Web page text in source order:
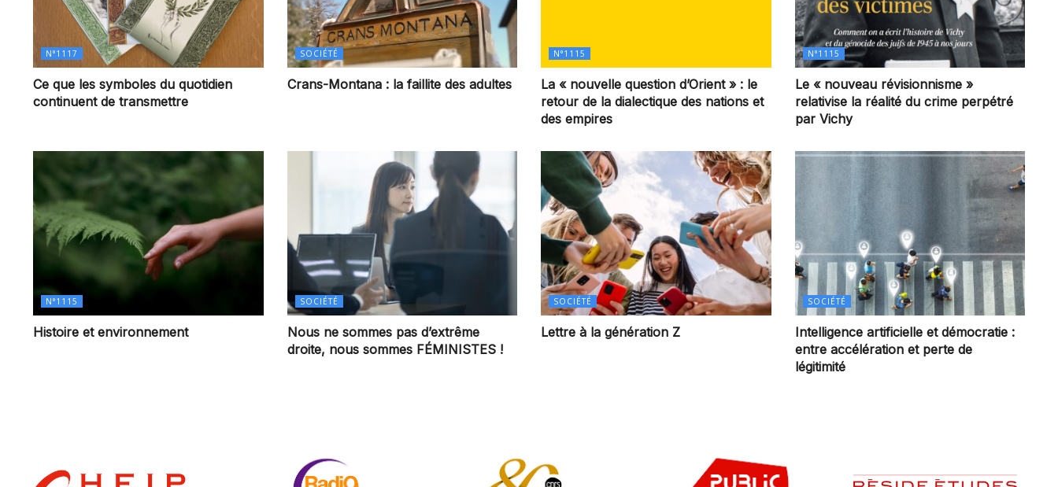
N°1117
Ce que les symboles du quotidien
continuent de transmettre
SOCIÉTÉ
Crans-Montana : la faillite des adultes
N°1115
La « nouvelle question d’Orient » : le
retour de la dialectique des nations et
des empires
N°1115
Le « nouveau révisionnisme »
relativise la réalité du crime perpétré
par Vichy
N°1115
Histoire et environnement
SOCIÉTÉ
Nous ne sommes pas d’extrême
droite, nous sommes FÉMINISTES !
SOCIÉTÉ
Lettre à la génération Z
SOCIÉTÉ
Intelligence artificielle et démocratie :
entre accélération et perte de
légitimité